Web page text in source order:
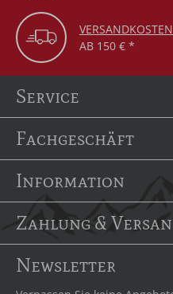
AB 150 € *
Service
Fachgeschäft
Information
Zahlung &
Newsletter